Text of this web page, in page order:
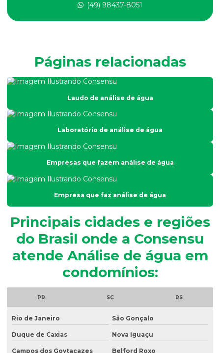
Análise de efluentes líquidos
Análise de esgoto
Análise de fertilidade do solo
Análise física do solo
Análise granulométrica
Análise granulométrica do solo
Análise microbiológica de água
Análise microbiológica de água para consumo humano
Análise microbiológica do esgoto
Análise de ph do solo
Análise de potabilidade da água
Análise química do solo
Análise de sólidos em efluentes
(49) 98437-8051
Páginas relacionadas
Laudo de análise de água
Laboratório de análise de água
Empresas que fazem análise de água
Empresa que faz análise de água
Principais cidades e regiões
do Brasil onde a Consensu
atende Análise de água em
condomínios:
PR SC RS
Rio de Janeiro São Gonçalo
Duque de Caxias Nova Iguaçu
Campos dos Goytacazes Belford Roxo